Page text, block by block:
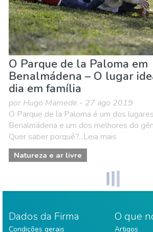
O Parque de la Paloma em
Benalmádena – O lugar
dia em família
por Hugo Mamede - 27 ago 2019
O Parque de la Paloma é um dos
Benalmádena e um dos melhores do
Quer saber porquê?...Leia mais
Natureza e ar livre
Dados da Firma
Condições gerais
O que
Artigos